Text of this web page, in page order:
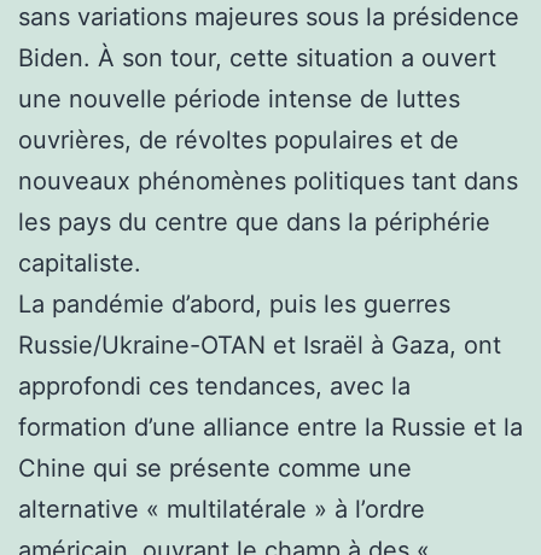
sans variations majeures sous la présidence
Biden. À son tour, cette situation a ouvert
une nouvelle période intense de luttes
ouvrières, de révoltes populaires et de
nouveaux phénomènes politiques tant dans
les pays du centre que dans la périphérie
capitaliste.
La pandémie d’abord, puis les guerres
Russie/Ukraine-OTAN et Israël à Gaza, ont
approfondi ces tendances, avec la
formation d’une alliance entre la Russie et la
Chine qui se présente comme une
alternative « multilatérale » à l’ordre